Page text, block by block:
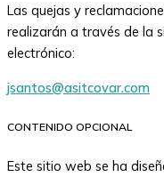
Las quejas y
realizarán a través de la
electrónico:
jsantos@asitcovar.com
CONTENIDO OPCIONAL
Este sitio web se ha